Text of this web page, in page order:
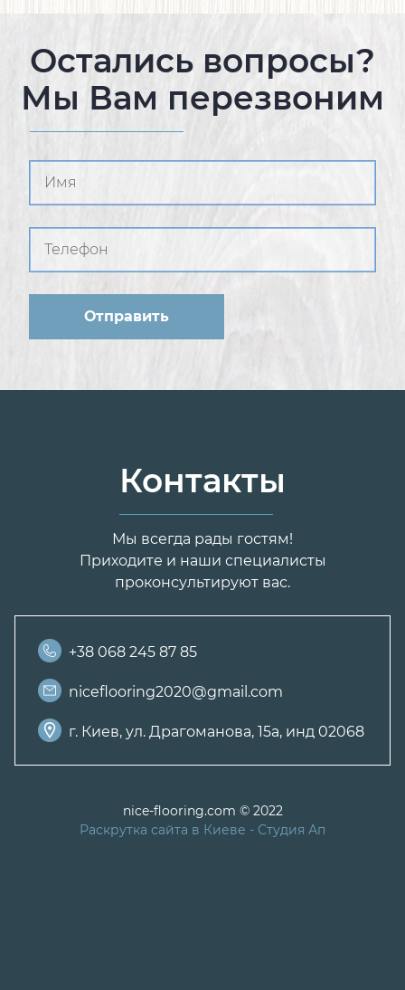
Остались вопросы?
Мы Вам перезвоним
Контакты
Мы всегда рады гостям!
Приходите и наши специалисты
проконсультируют вас.
+38 068 245 87 85
niceflooring2020@gmail.com
г. Киев, ул. Драгоманова, 15а, инд 02068
nice-flooring.com © 2022
Раскрутка сайта в Киеве - Студия Ап